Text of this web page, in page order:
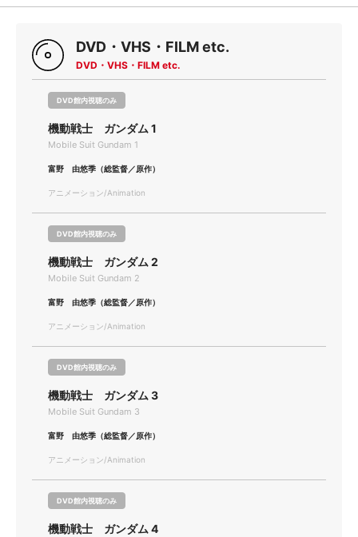
DVD・VHS・FILM etc.
DVD・VHS・FILM etc.
DVD館内視聴のみ
機動戦士 ガンダム 1
Mobile Suit Gundam 1
富野 由悠季（総監督／原作）
アニメーション/Animation
DVD館内視聴のみ
機動戦士 ガンダム 2
Mobile Suit Gundam 2
富野 由悠季（総監督／原作）
アニメーション/Animation
DVD館内視聴のみ
機動戦士 ガンダム 3
Mobile Suit Gundam 3
富野 由悠季（総監督／原作）
アニメーション/Animation
DVD館内視聴のみ
機動戦士 ガンダム 4